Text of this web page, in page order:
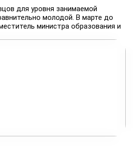
для уровня занимаемой
молодой. В марте до
министра образования и